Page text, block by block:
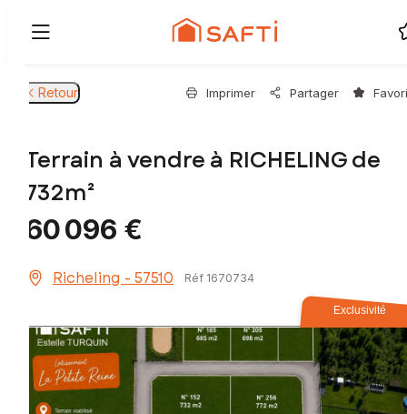
Retour Imprimer Partager
Terrain à vendre à RICHELING de
732m²
60 096 €
Richeling - 57510 Réf 1670734
Exclusivité